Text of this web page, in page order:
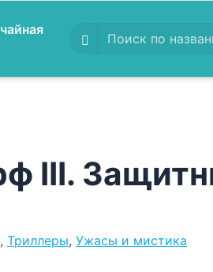
III.
, Триллеры, Ужасы и мистика